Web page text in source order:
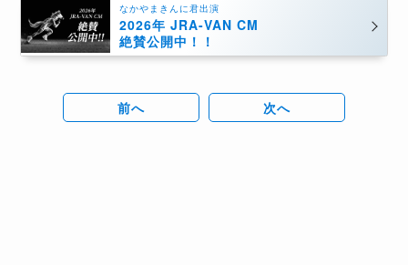
なかやまきんに君出演
2026年 JRA-VAN CM
絶賛公開中！！
前へ 次へ